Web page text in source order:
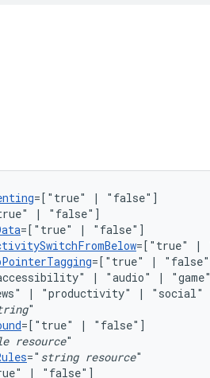
=["true" |
|
=["true" |
=["true" |
=["true" |
| "audio" | "game"
| "productivity" | "social"
=["true" |
resource
=" string resource
|